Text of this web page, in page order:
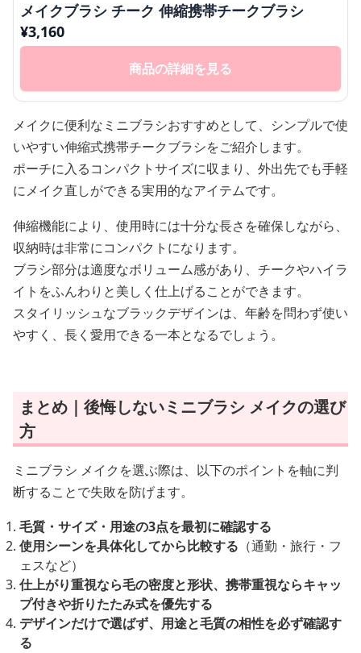
メイクブラシ チーク 伸縮携帯チークブラシ
¥3,160
商品の詳細を見る
メイクに便利なミニブラシおすすめとして、シンプルで使
いやすい伸縮式携帯チークブラシをご紹介します。
ポーチに入るコンパクトサイズに収まり、外出先でも手軽
にメイク直しができる実用的なアイテムです。
伸縮機能により、使用時には十分な長さを確保しながら、
収納時は非常にコンパクトになります。
ブラシ部分は適度なボリューム感があり、チークやハイラ
イトをふんわりと美しく仕上げることができます。
スタイリッシュなブラックデザインは、年齢を問わず使い
やすく、長く愛用できる一本となるでしょう。
まとめ｜後悔しないミニブラシ メイクの選び
方
ミニブラシ メイクを選ぶ際は、以下のポイントを軸に判
断することで失敗を防げます。
毛質・サイズ・用途の3点を最初に確認する
使用シーンを具体化してから比較する （通勤・旅行・フ
ェスなど）
仕上がり重視なら毛の密度と形状、携帯重視ならキャッ
プ付きや折りたたみ式を優先する
デザインだけで選ばず、用途と毛質の相性を必ず確認す
る